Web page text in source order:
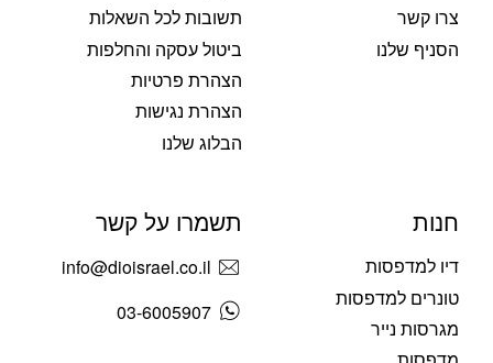
צרו קשר
הסניף שלנו
תשובות לכל השאלות
ביטול עסקה והחלפות
הצהרת פרטיות
הצהרת נגישות
הבלוג שלנו
חנות
דיו למדפסות
טונרים למדפסות
מגרסות נייר
תשמרו על קשר
info@dioisrael.co.il
03-6005907